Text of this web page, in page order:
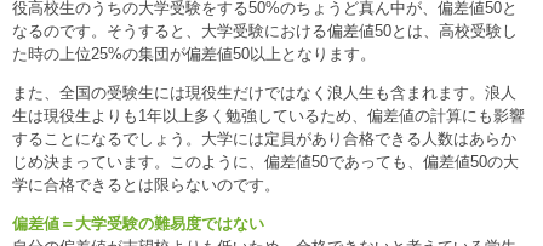
役高校生のうちの大学受験をする50%のちょうど真ん中が、偏差値50と
なるのです。そうすると、大学受験における偏差値50とは、高校受験し
た時の上位25%の集団が偏差値50以上となります。
また、全国の受験生には現役生だけではなく浪人生も含まれます。浪人
生は現役生よりも1年以上多く勉強しているため、偏差値の計算にも影響
することになるでしょう。大学には定員があり合格できる人数はあらか
じめ決まっています。このように、偏差値50であっても、偏差値50の大
学に合格できるとは限らないのです。
偏差値＝大学受験の難易度ではない